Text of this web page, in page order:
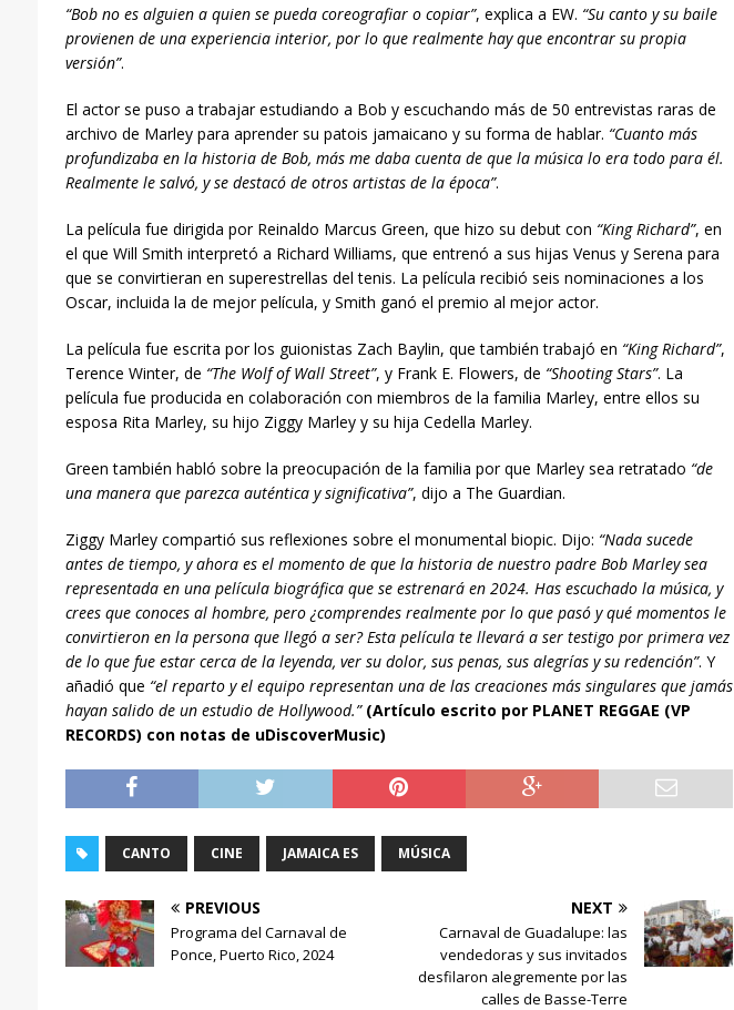
“Bob no es alguien a quien se pueda coreografiar o copiar”, explica a EW. “Su canto y su baile
provienen de una experiencia interior, por lo que realmente hay que encontrar su propia
versión”.
El actor se puso a trabajar estudiando a Bob y escuchando más de 50 entrevistas raras de
archivo de Marley para aprender su patois jamaicano y su forma de hablar. “Cuanto más
profundizaba en la historia de Bob, más me daba cuenta de que la música lo era todo para él.
Realmente le salvó, y se destacó de otros artistas de la época”.
La película fue dirigida por Reinaldo Marcus Green, que hizo su debut con “King Richard”, en
el que Will Smith interpretó a Richard Williams, que entrenó a sus hijas Venus y Serena para
que se convirtieran en superestrellas del tenis. La película recibió seis nominaciones a los
Oscar, incluida la de mejor película, y Smith ganó el premio al mejor actor.
La película fue escrita por los guionistas Zach Baylin, que también trabajó en “King Richard”,
Terence Winter, de “The Wolf of Wall Street”, y Frank E. Flowers, de “Shooting Stars”. La
película fue producida en colaboración con miembros de la familia Marley, entre ellos su
esposa Rita Marley, su hijo Ziggy Marley y su hija Cedella Marley.
Green también habló sobre la preocupación de la familia por que Marley sea retratado “de
una manera que parezca auténtica y significativa”, dijo a The Guardian.
Ziggy Marley compartió sus reflexiones sobre el monumental biopic. Dijo: “Nada sucede
antes de tiempo, y ahora es el momento de que la historia de nuestro padre Bob Marley sea
representada en una película biográfica que se estrenará en 2024. Has escuchado la música, y
crees que conoces al hombre, pero ¿comprendes realmente por lo que pasó y qué momentos le
convirtieron en la persona que llegó a ser? Esta película te llevará a ser testigo por primera vez
de lo que fue estar cerca de la leyenda, ver su dolor, sus penas, sus alegrías y su redención”. Y
añadió que “el reparto y el equipo representan una de las creaciones más singulares que jamás
hayan salido de un estudio de Hollywood.” (Artículo escrito por PLANET REGGAE (VP
RECORDS) con notas de uDiscoverMusic)
CANTO CINE JAMAICA ES MÚSICA
PREVIOUS
Programa del Carnaval de
Ponce, Puerto Rico, 2024
NEXT
Carnaval de Guadalupe: las
vendedoras y sus invitados
desfilaron alegremente por las
calles de Basse-Terre